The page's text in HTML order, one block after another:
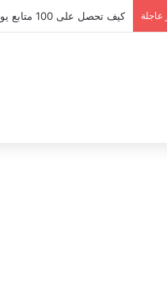
عاجلة كيف تحصل على 100 متابع يوميًا على “انستقرام” في 2026 بدون إعلانات